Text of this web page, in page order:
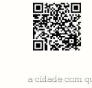
a cidade com